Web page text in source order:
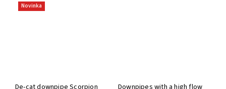
Novinka
De-cat downpipe Scorpion
Downpipes with a high flow